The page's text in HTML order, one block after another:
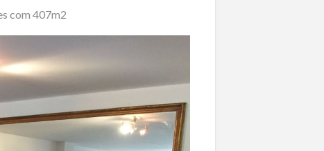
com 407m2